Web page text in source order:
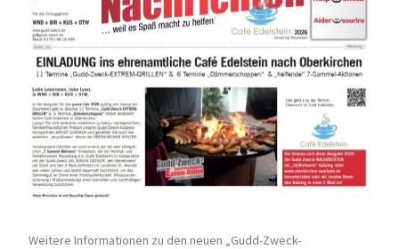
Weitere Informationen zu den neuen „Gudd-Zweck-